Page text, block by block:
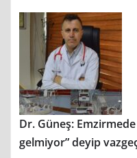
Dr. Güneş:
gelmiyor” deyip